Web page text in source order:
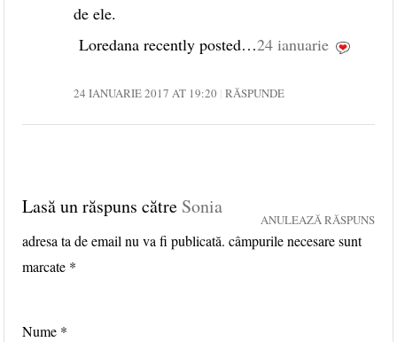
de ele.
Loredana recently posted…24 ianuarie
24 IANUARIE 2017 AT 19:20 RĂSPUNDE
Lasă un răspuns către Sonia
ANULEAZĂ RĂSPUNS
adresa ta de email nu va fi publicată. câmpurile necesare sunt
marcate *
Nume *